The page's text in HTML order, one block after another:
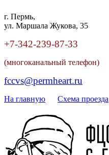
г. Пермь,
ул. Маршала Жукова, 35
+7-342-239-87-33
(многоканальный телефон)
fccvs@permheart.ru
На главную Cхема проезда